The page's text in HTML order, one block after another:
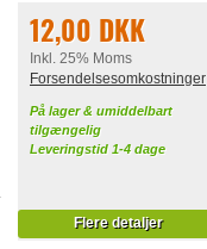
12,00 DKK
Inkl. 25% Moms
Forsendelsesomkostninger
På lager & umiddelbart
tilgængelig
Leveringstid 1-4 dage
Flere detaljer